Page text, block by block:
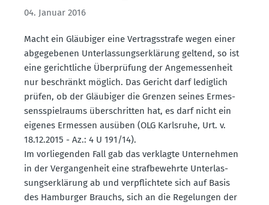
04. Januar 2016
Macht ein Gläubiger eine Vertrags­strafe wegen einer
abgege­benen Unter­las­sungs­er­klärung geltend, so ist
eine gericht­liche Überprüfung der Angemes­senheit
nur beschränkt möglich. Das Gericht darf lediglich
prüfen, ob der Gläubiger die Grenzen seines Ermes­
sens­spiel­raums überschritten hat, es darf nicht ein
eigenes Ermessen ausüben (OLG Karlsruhe, Urt. v.
18.12.2015 - Az.: 4 U 191/14).
Im vorlie­genden Fall gab das verklagte Unter­nehmen
in der Vergan­genheit eine straf­be­wehrte Unter­las­
sungs­er­klärung ab und verpflichtete sich auf Basis
des Hamburger Brauchs, sich an die Regelungen der